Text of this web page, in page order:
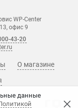
данные
WP-Center
офис 9
43-20
О магазине